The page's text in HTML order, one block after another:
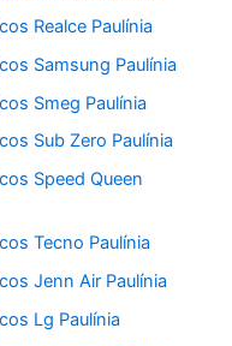
Realce Paulínia
Samsung Paulínia
Smeg Paulínia
Sub Zero Paulínia
Speed Queen
Tecno Paulínia
Jenn Air Paulínia
Lg Paulínia